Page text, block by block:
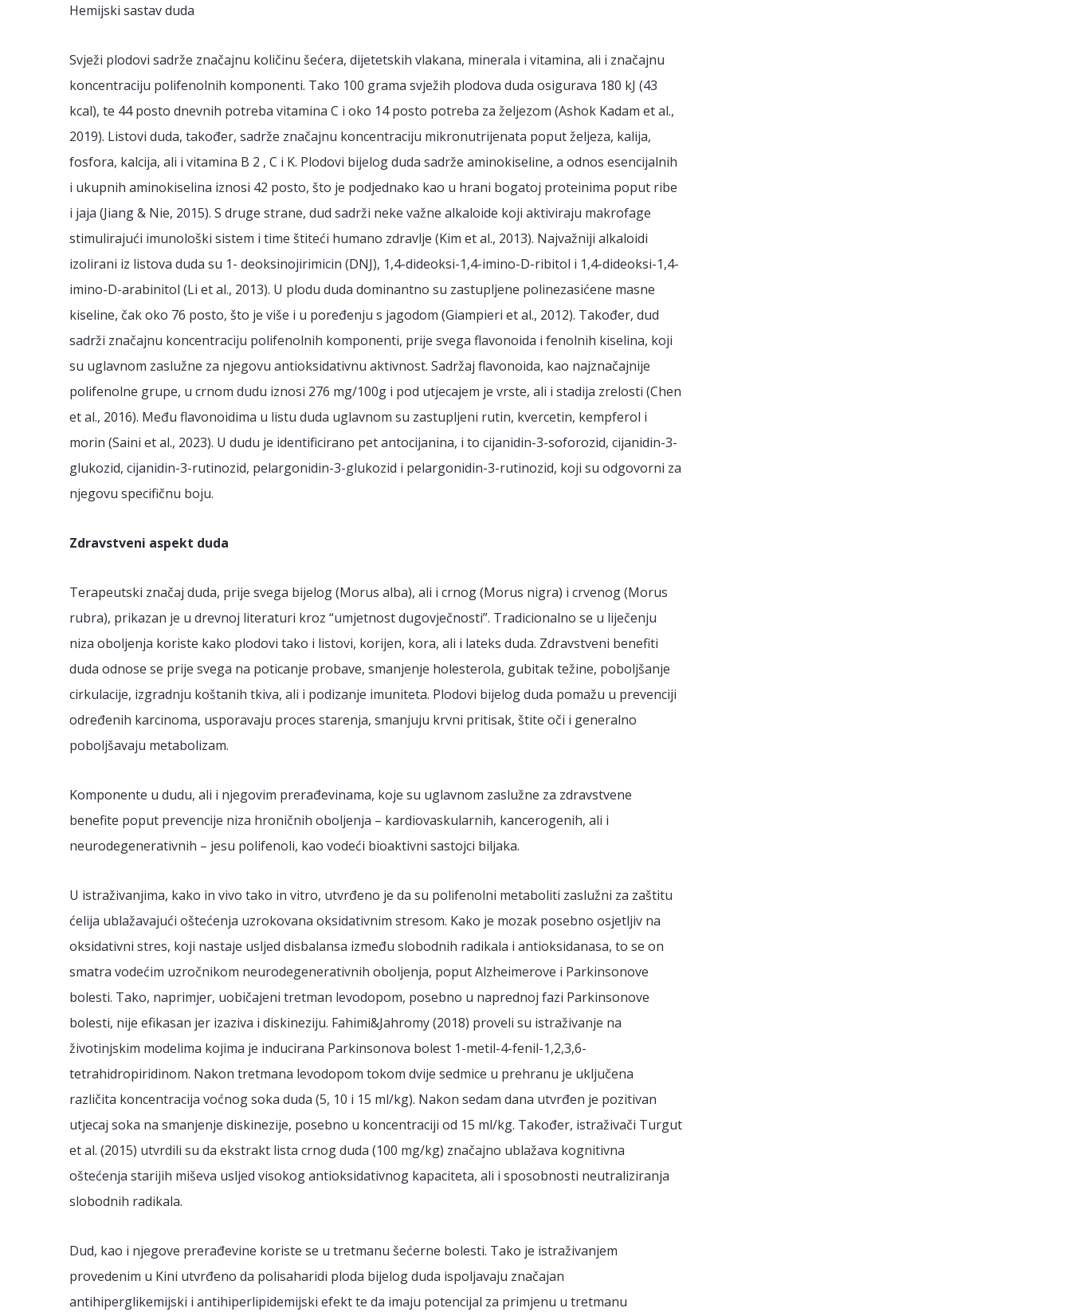
Hemijski sastav duda
Svježi plodovi sadrže značajnu količinu šećera, dijetetskih vlakana, minerala i vitamina, ali i značajnu
koncentraciju polifenolnih komponenti. Tako 100 grama svježih plodova duda osigurava 180 kJ (43
kcal), te 44 posto dnevnih potreba vitamina C i oko 14 posto potreba za željezom (Ashok Kadam et al.,
2019). Listovi duda, također, sadrže značajnu koncentraciju mikronutrijenata poput željeza, kalija,
fosfora, kalcija, ali i vitamina B 2 , C i K. Plodovi bijelog duda sadrže aminokiseline, a odnos esencijalnih
i ukupnih aminokiselina iznosi 42 posto, što je podjednako kao u hrani bogatoj proteinima poput ribe
i jaja (Jiang & Nie, 2015). S druge strane, dud sadrži neke važne alkaloide koji aktiviraju makrofage
stimulirajući imunološki sistem i time štiteći humano zdravlje (Kim et al., 2013). Najvažniji alkaloidi
izolirani iz listova duda su 1- deoksinojirimicin (DNJ), 1,4-dideoksi-1,4-imino-D-ribitol i 1,4-dideoksi-1,4-
imino-D-arabinitol (Li et al., 2013). U plodu duda dominantno su zastupljene polinezasićene masne
kiseline, čak oko 76 posto, što je više i u poređenju s jagodom (Giampieri et al., 2012). Također, dud
sadrži značajnu koncentraciju polifenolnih komponenti, prije svega flavonoida i fenolnih kiselina, koji
su uglavnom zaslužne za njegovu antioksidativnu aktivnost. Sadržaj flavonoida, kao najznačajnije
polifenolne grupe, u crnom dudu iznosi 276 mg/100g i pod utjecajem je vrste, ali i stadija zrelosti (Chen
et al., 2016). Među flavonoidima u listu duda uglavnom su zastupljeni rutin, kvercetin, kempferol i
morin (Saini et al., 2023). U dudu je identificirano pet antocijanina, i to cijanidin-3-soforozid, cijanidin-3-
glukozid, cijanidin-3-rutinozid, pelargonidin-3-glukozid i pelargonidin-3-rutinozid, koji su odgovorni za
njegovu specifičnu boju.
Zdravstveni aspekt duda
Terapeutski značaj duda, prije svega bijelog (Morus alba), ali i crnog (Morus nigra) i crvenog (Morus
rubra), prikazan je u drevnoj literaturi kroz “umjetnost dugovječnosti”. Tradicionalno se u liječenju
niza oboljenja koriste kako plodovi tako i listovi, korijen, kora, ali i lateks duda. Zdravstveni benefiti
duda odnose se prije svega na poticanje probave, smanjenje holesterola, gubitak težine, poboljšanje
cirkulacije, izgradnju koštanih tkiva, ali i podizanje imuniteta. Plodovi bijelog duda pomažu u prevenciji
određenih karcinoma, usporavaju proces starenja, smanjuju krvni pritisak, štite oči i generalno
poboljšavaju metabolizam.
Komponente u dudu, ali i njegovim prerađevinama, koje su uglavnom zaslužne za zdravstvene
benefite poput prevencije niza hroničnih oboljenja – kardiovaskularnih, kancerogenih, ali i
neurodegenerativnih – jesu polifenoli, kao vodeći bioaktivni sastojci biljaka.
U istraživanjima, kako in vivo tako in vitro, utvrđeno je da su polifenolni metaboliti zaslužni za zaštitu
ćelija ublažavajući oštećenja uzrokovana oksidativnim stresom. Kako je mozak posebno osjetljiv na
oksidativni stres, koji nastaje usljed disbalansa između slobodnih radikala i antioksidanasa, to se on
smatra vodećim uzročnikom neurodegenerativnih oboljenja, poput Alzheimerove i Parkinsonove
bolesti. Tako, naprimjer, uobičajeni tretman levodopom, posebno u naprednoj fazi Parkinsonove
bolesti, nije efikasan jer izaziva i diskineziju. Fahimi&Jahromy (2018) proveli su istraživanje na
životinjskim modelima kojima je inducirana Parkinsonova bolest 1-metil-4-fenil-1,2,3,6-
tetrahidropiridinom. Nakon tretmana levodopom tokom dvije sedmice u prehranu je uključena
različita koncentracija voćnog soka duda (5, 10 i 15 ml/kg). Nakon sedam dana utvrđen je pozitivan
utjecaj soka na smanjenje diskinezije, posebno u koncentraciji od 15 ml/kg. Također, istraživači Turgut
et al. (2015) utvrdili su da ekstrakt lista crnog duda (100 mg/kg) značajno ublažava kognitivna
oštećenja starijih miševa usljed visokog antioksidativnog kapaciteta, ali i sposobnosti neutraliziranja
slobodnih radikala.
Dud, kao i njegove prerađevine koriste se u tretmanu šećerne bolesti. Tako je istraživanjem
provedenim u Kini utvrđeno da polisaharidi ploda bijelog duda ispoljavaju značajan
antihiperglikemijski i antihiperlipidemijski efekt te da imaju potencijal za primjenu u tretmanu